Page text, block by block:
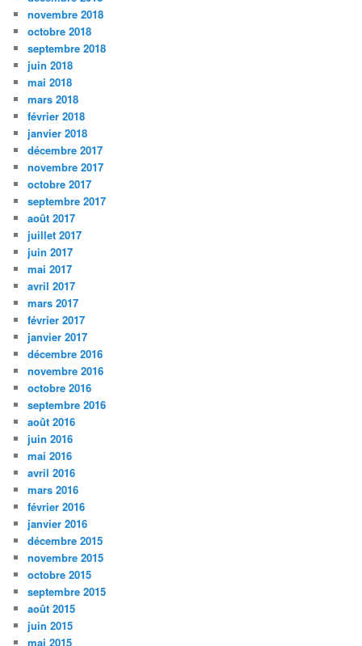
novembre 2018
octobre 2018
septembre 2018
juin 2018
mai 2018
mars 2018
février 2018
janvier 2018
décembre 2017
novembre 2017
octobre 2017
septembre 2017
août 2017
juillet 2017
juin 2017
mai 2017
avril 2017
mars 2017
février 2017
janvier 2017
décembre 2016
novembre 2016
octobre 2016
septembre 2016
août 2016
juin 2016
mai 2016
avril 2016
mars 2016
février 2016
janvier 2016
décembre 2015
novembre 2015
octobre 2015
septembre 2015
août 2015
juin 2015
mai 2015